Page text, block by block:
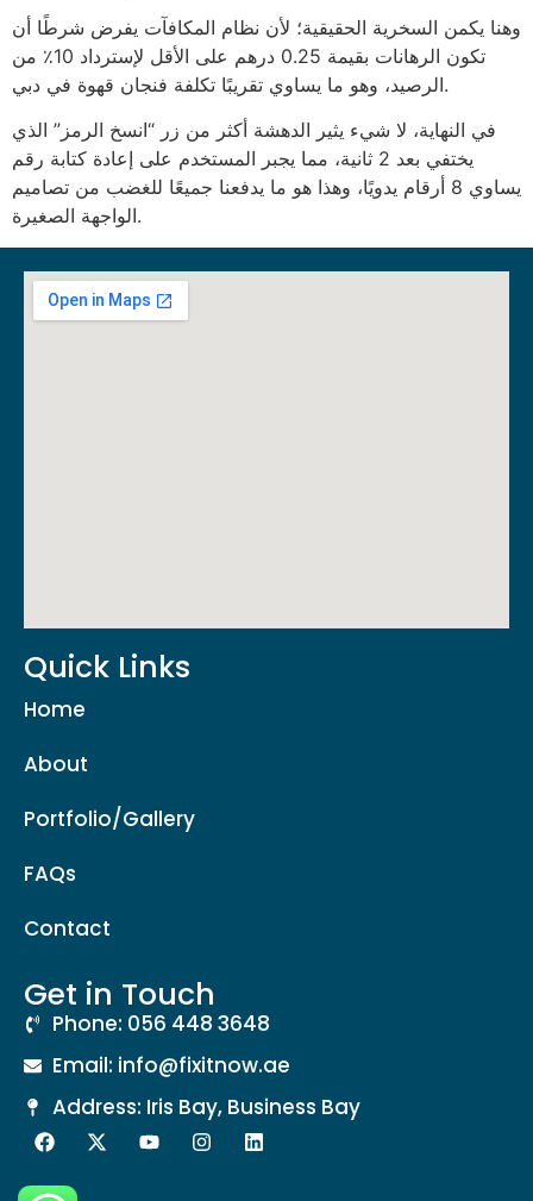
وهنا يكمن السخرية الحقيقية؛ لأن نظام المكافآت يفرض شرطًا أن
تكون الرهانات بقيمة 0.25 درهم على الأقل لإسترداد 10٪ من
الرصيد، وهو ما يساوي تقريبًا تكلفة فنجان قهوة في دبي.
في النهاية، لا شيء يثير الدهشة أكثر من زر “انسخ الرمز” الذي
يختفي بعد 2 ثانية، مما يجبر المستخدم على إعادة كتابة رقم
يساوي 8 أرقام يدويًا، وهذا هو ما يدفعنا جميعًا للغضب من تصاميم
الواجهة الصغيرة.
Quick Links
Home
About
Portfolio/Gallery
FAQs
Contact
Get in Touch
Phone: 056 448 3648
Email: info@fixitnow.ae
Address: Iris Bay, Business Bay